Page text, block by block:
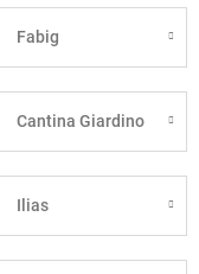
Fabig
Cantina Giardino
Ilias